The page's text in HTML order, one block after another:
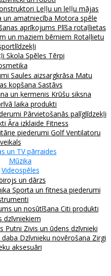
Leļļu un leļļu mājas
un amatniecība Motora spēle
aprīkojums Plīša rotaļlietas
un maziem bērniem Rotaļlietu
Skola Spēles Tērpi
Saules aizsargkrāsa Matu
kopšana Sastāvs
un ķermenis Krūšu siksna
laika produkti
Pārvietošanās palīglīdzekļi
Āra izklaide Fitness
piederumi GolfVentilatoru
veikals
un TV pārraides
Mūzika
Videospēles
un dārzs
Sporta un fitnesa piederumi
un nosūtīšana Citi produkti
dzīvniekiem
Putni Zivis un ūdens dzīvnieki
daba Dzīvnieku novērošana Zirgi
aksesuāri